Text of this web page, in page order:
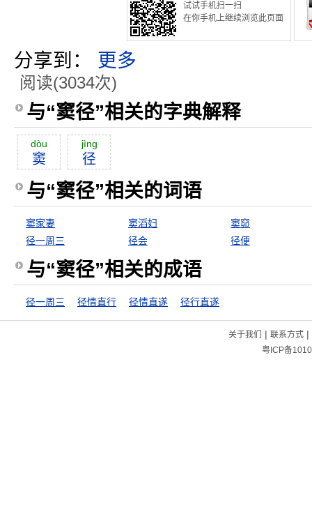
试试手机扫一扫
在你手机上继续浏览此页面
分享到： 更多
阅读(3034次)
与“窦径”相关的字典解释
dòu
窦
jìng
径
与“窦径”相关的词语
窦家妻 窦滔妇
窦窌
径一周三
径会 径便
与“窦径”相关的成语
径一周三 径情直行 径情直遂 径行直遂
关于我们 | 联系方式|
粤ICP备